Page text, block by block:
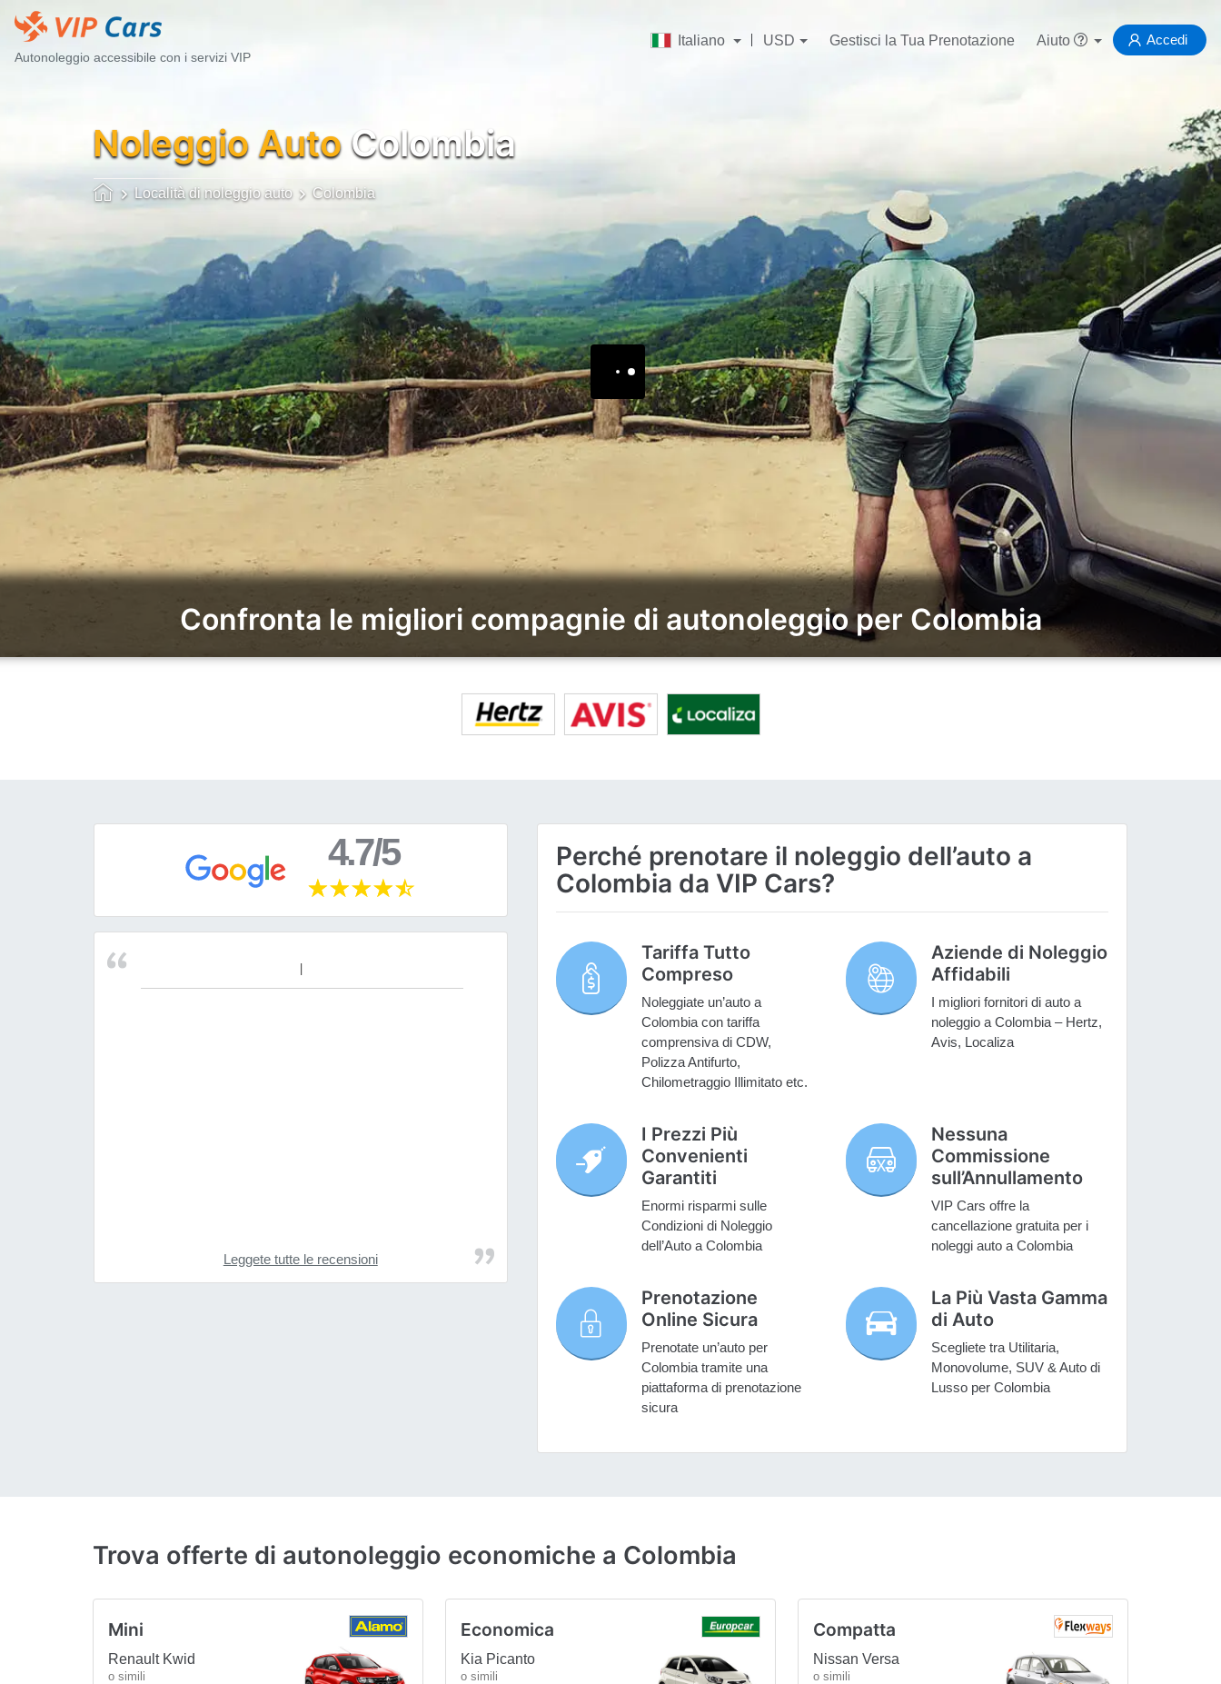
Autonoleggio accessibile con i servizi VIP
Italiano USD Gestisci la Tua Prenotazione Aiuto Accedi
Noleggio Auto Colombia
Località di noleggio auto Colombia
Confronta le migliori compagnie di autonoleggio per Colombia
4.7/5
Leggete tutte le recensioni
Perché prenotare il noleggio dell’auto a
Colombia da VIP Cars?
Tariffa Tutto
Compreso
Noleggiate un’auto a
Colombia con tariffa
comprensiva di CDW,
Polizza Antifurto,
Chilometraggio Illimitato etc.
Aziende di Noleggio
Affidabili
I migliori fornitori di auto a
noleggio a Colombia – Hertz,
Avis, Localiza
I Prezzi Più
Convenienti
Garantiti
Enormi risparmi sulle
Condizioni di Noleggio
dell’Auto a Colombia
Nessuna
Commissione
sull’Annullamento
VIP Cars offre la
cancellazione gratuita per i
noleggi auto a Colombia
Prenotazione
Online Sicura
Prenotate un’auto per
Colombia tramite una
piattaforma di prenotazione
sicura
La Più Vasta Gamma
di Auto
Scegliete tra Utilitaria,
Monovolume, SUV & Auto di
Lusso per Colombia
Trova offerte di autonoleggio economiche a Colombia
Mini
Renault Kwid
o simili
Economica
Kia Picanto
o simili
Compatta
Nissan Versa
o simili